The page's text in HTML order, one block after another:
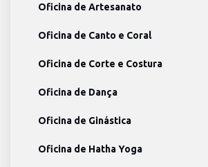
Oficina de Artesanato
Oficina de Canto e Coral
Oficina de Corte e Costura
Oficina de Dança
Oficina de Ginástica
Oficina de Hatha Yoga